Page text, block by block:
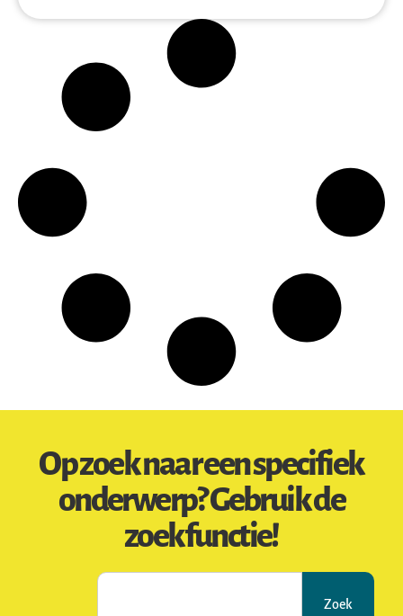
Op zoek naar een specifiek
onderwerp? Gebruik de
zoekfunctie!
Zoek